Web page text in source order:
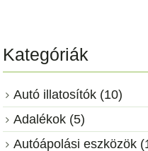
Kategóriák
Autó illatosítók (10)
Adalékok (5)
Autóápolási eszközök